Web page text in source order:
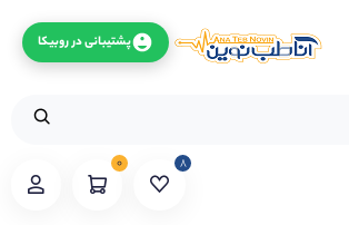
۰ ۸
پشتیبانی در روبیکا